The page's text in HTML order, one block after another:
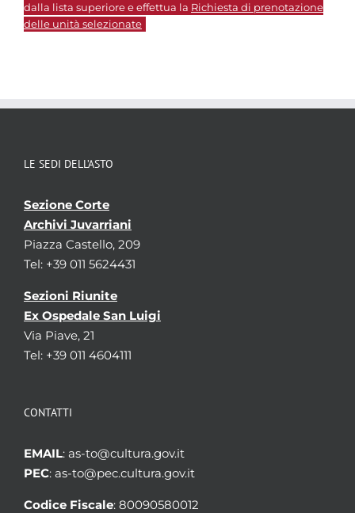
dalla lista superiore e effettua la Richiesta di prenotazione
delle unità selezionate
LE SEDI DELL’ASTO
Sezione Corte
Archivi Juvarriani
Piazza Castello, 209
Tel: +39 011 5624431
Sezioni Riunite
Ex Ospedale San Luigi
Via Piave, 21
Tel: +39 011 4604111
CONTATTI
EMAIL: as-to@cultura.gov.it
PEC: as-to@pec.cultura.gov.it
Codice Fiscale: 80090580012